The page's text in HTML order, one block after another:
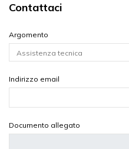
Contattaci
Argomento
Indirizzo email
Documento allegato